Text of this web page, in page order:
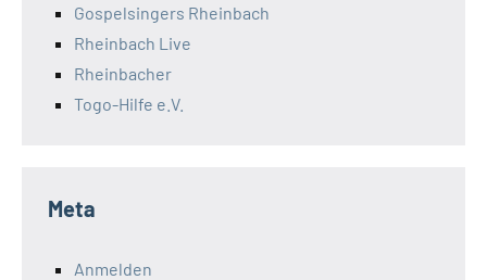
Gospelsingers Rheinbach
Rheinbach Live
Rheinbacher
Togo-Hilfe e.V.
Meta
Anmelden